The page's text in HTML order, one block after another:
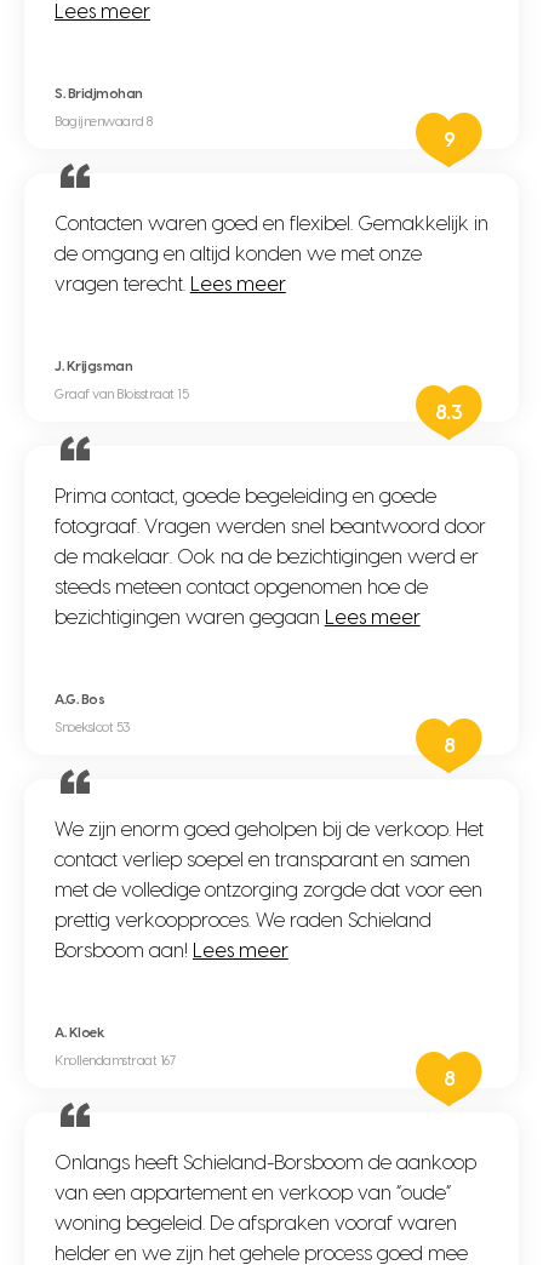
Lees meer
S. Bridjmohan
Bagijnenwaard 8
9
Contacten waren goed en flexibel. Gemakkelijk in
de omgang en altijd konden we met onze
vragen terecht.
Lees meer
J. Krijgsman
Graaf van Bloisstraat 15
8.3
Prima contact, goede begeleiding en goede
fotograaf. Vragen werden snel beantwoord door
de makelaar. Ook na de bezichtigingen werd er
steeds meteen contact opgenomen hoe de
bezichtigingen waren gegaan
Lees meer
A.G. Bos
Snoeksloot 53
8
We zijn enorm goed geholpen bij de verkoop. Het
contact verliep soepel en transparant en samen
met de volledige ontzorging zorgde dat voor een
prettig verkoopproces. We raden Schieland
Borsboom aan!
Lees meer
A. Kloek
Knollendamstraat 167
8
Onlangs heeft Schieland-Borsboom de aankoop
van een appartement en verkoop van “oude”
woning begeleid. De afspraken vooraf waren
helder en we zijn het gehele process goed mee